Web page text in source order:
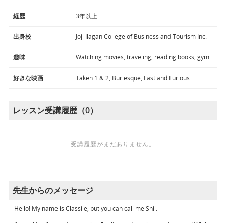
経歴 3年以上
出身校 Joji Ilagan College of Business and Tourism Inc.
趣味 Watching movies, traveling, reading books, gym
好きな映画 Taken 1 & 2, Burlesque, Fast and Furious
レッスン受講履歴（0）
受講履歴がまだありません。
先生からのメッセージ
Hello! My name is Classile, but you can call me Shii.